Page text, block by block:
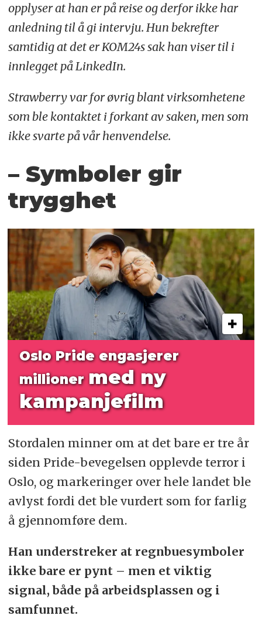
opplyser at han er på reise og derfor ikke har
anledning til å gi intervju. Hun bekrefter
samtidig at det er KOM24s sak han viser til i
innlegget på LinkedIn.
Strawberry var for øvrig blant virksomhetene
som ble kontaktet i forkant av saken, men som
ikke svarte på vår henvendelse.
– Symboler gir
trygghet
Oslo Pride engasjerer
millionermed ny
kampanjefilm
Stordalen minner om at det bare er tre år
siden Pride-bevegelsen opplevde terror i
Oslo, og markeringer over hele landet ble
avlyst fordi det ble vurdert som for farlig
å gjennomføre dem.
Han understreker at regnbuesymboler
ikke bare er pynt – men et viktig
signal, både på arbeidsplassen og i
samfunnet.